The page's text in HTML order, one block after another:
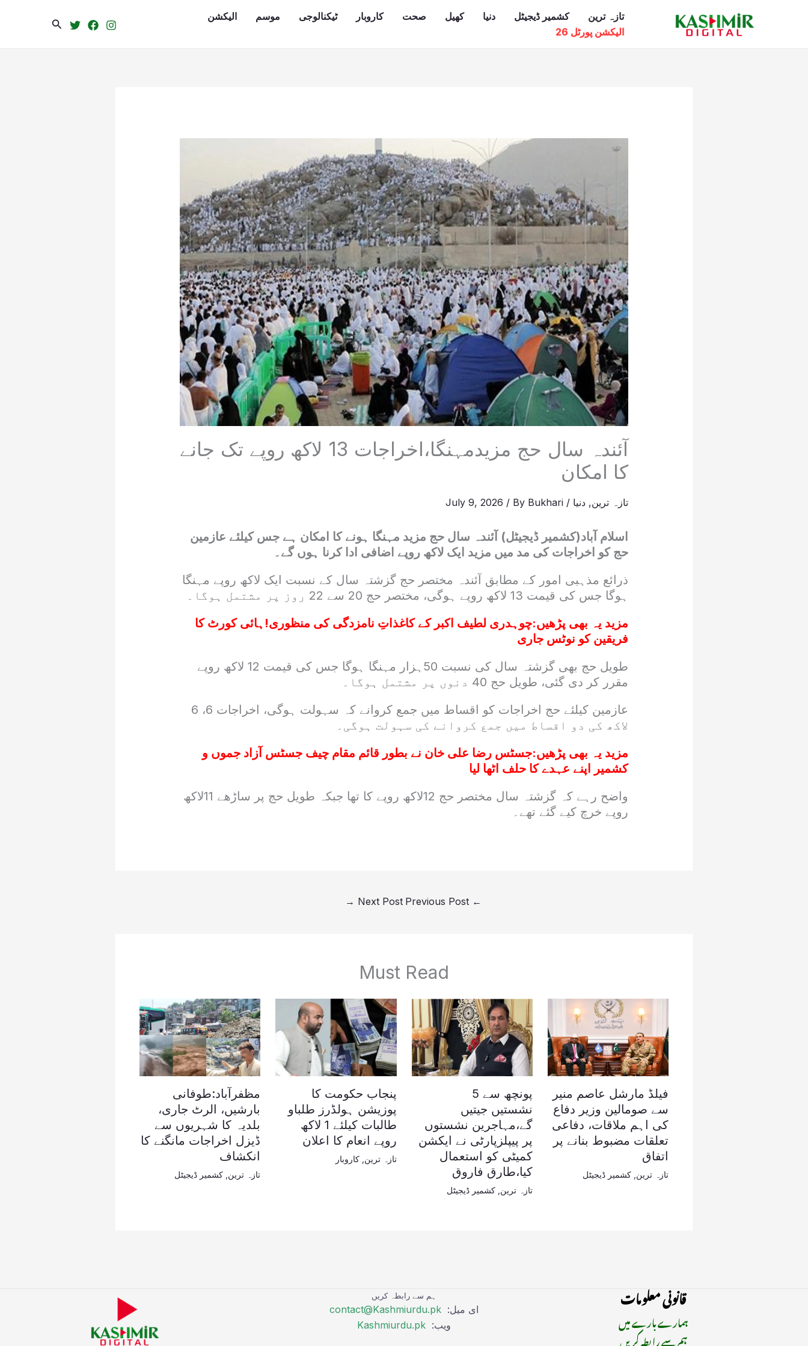
تازہ ترین کشمیر ڈیجیٹل دنیا کھیل صحت کاروبار ٹیکنالوجی موسم
الیکشن
الیکشن پورٹل 26
Search
آئندہ سال حج مزیدمہنگا،اخراجات 13 لاکھ روپے تک جانے
کا امکان
تازہ ترین, دنیا /
July 9, 2026 / By Bukhari
اسلام آباد(کشمیر ڈیجیٹل) آئندہ سال حج مزید مہنگا ہونے کا امکان ہے جس کیلئے عازمین
حج کو اخراجات کی مد میں مزید ایک لاکھ روپے اضافی ادا کرنا ہوں گے۔
ذرائع مذہبی امور کے مطابق آئندہ مختصر حج گزشتہ سال کے نسبت ایک لاکھ روپے مہنگا
ہوگا جس کی قیمت 13 لاکھ روپے ہوگی، مختصر حج 20 سے 22 روز پر مشتمل ہوگا۔
مزید یہ بھی پڑھیں:چوہدری لطیف اکبر کے کاغذاتِ نامزدگی کی منظوری!ہائی کورٹ کا
فریقین کو نوٹس جاری
طویل حج بھی گزشتہ سال کی نسبت 50ہزار مہنگا ہوگا جس کی قیمت 12 لاکھ روپے
مقرر کر دی گئی، طویل حج 40 دنوں پر مشتمل ہوگا۔
عازمین کیلئے حج اخراجات کو اقساط میں جمع کروانے کہ سہولت ہوگی، اخراجات 6، 6
لاکھ کی دو اقساط میں جمع کروانے کی سہولت ہوگی۔
مزید یہ بھی پڑھیں:جسٹس رضا علی خان نے بطور قائم مقام چیف جسٹس آزاد جموں و
کشمیر اپنے عہدے کا حلف اٹھا لیا
واضح رہے کہ گزشتہ سال مختصر حج 12لاکھ روپے کا تھا جبکہ طویل حج پر ساڑھے 11لاکھ
روپے خرچ کیے گئے تھے۔
←
Next Post
→
Must Read
فیلڈ مارشل عاصم منیر
سے صومالین وزیر دفاع
کی اہم ملاقات، دفاعی
تعلقات مضبوط بنانے پر
اتفاق
تازہ ترین کشمیر ڈیجیٹل
پونچھ سے 5
نشستیں جیتیں
گے،مہاجرین نشستوں
پر پیپلزپارٹی نے ایکشن
کمیٹی کو استعمال
کیا،طارق فاروق
تازہ ترین ,کشمیر ڈیجیٹل
پنجاب حکومت کا
پوزیشن ہولڈرز طلباو
طالبات کیلئے 1 لاکھ
روپے انعام کا اعلان
تازہ ترین ,کاروبار
مظفرآباد:طوفانی
بارشیں، الرٹ جاری،
بلدیہ کا شہریوں سے
ڈیزل اخراجات مانگنے کا
انکشاف
تازہ ترین کشمیر ڈیجیٹل
قانونی معلومات
ہمارے بارے میں
ہم سے رابطہ کریں
ہم سے رابطہ کریں
ای میل: contact@Kashmiurdu.pk
ویب: Kashmiurdu.pk